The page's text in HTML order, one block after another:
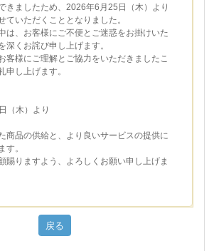
きましたため、2026年6月25日（木）より
ていただくこととなりました。
は、お客様にご不便とご迷惑をお掛けいた
深くお詫び申し上げます。
客様にご理解とご協力をいただきましたこ
申し上げます。
（木）より
商品の供給と、より良いサービスの提供に
す。
賜りますよう、よろしくお願い申し上げま